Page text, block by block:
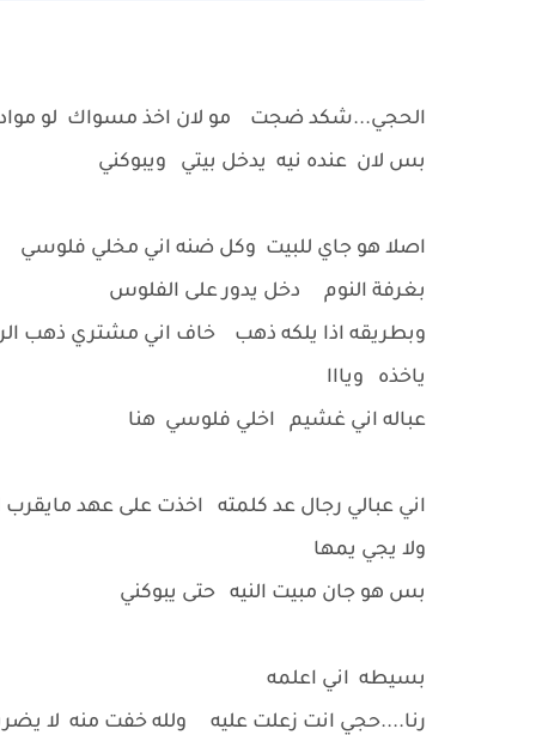
الحجي...شكد ضجت مو لان اخذ مسواك لو مواد
بس لان عنده نيه يدخل بيتي ويبوكني
اصلا هو جاي للبيت وكل ضنه اني مخلي فلوسي
بغرفة النوم دخل يدور على الفلوس
وبطريقه اذا يلكه ذهب خاف اني مشتري ذهب
ياخذه ويااا
عباله اني غشيم اخلي فلوسي هنا
اني عبالي رجال عد كلمته اخذت على عهد مايقرب
ولا يجي يمها
بس هو جان مبيت النيه حتى يبوكني
بسيطه اني اعلمه
رنا....حجي انت زعلت عليه ولله خفت منه لا